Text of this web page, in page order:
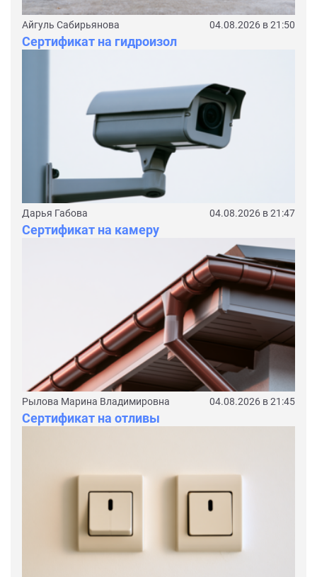
Айгуль Сабирьянова 04.08.2026 в 21:50
Сертификат на гидроизол
Дарья Габова 04.08.2026 в 21:47
Сертификат на камеру
Рылова Марина Владимировна 04.08.2026 в 21:45
Сертификат на отливы